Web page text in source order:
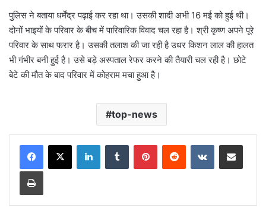
पुलिस ने बताया धर्मेंद्र पढ़ाई कर रहा था। उसकी शादी अभी 16 मई को हुई थी।
दोनों भाइयों के परिवार के बीच में पारिवारिक विवाद चल रहा है। श्री कृष्ण अपने पूरे
परिवार के साथ फरार है। उसकी तलाश की जा रही है उधर किशन लाल की हालत
भी गंभीर बनी हुई है। उसे बड़े अस्पताल रेफर करने की तैयारी चल रही है। छोटे
बेटे की मौत के बाद परिवार में कोहराम मचा हुआ है।
top-news
LinkedInTumblr PinterestReddit VKontakteShare via Email
Print